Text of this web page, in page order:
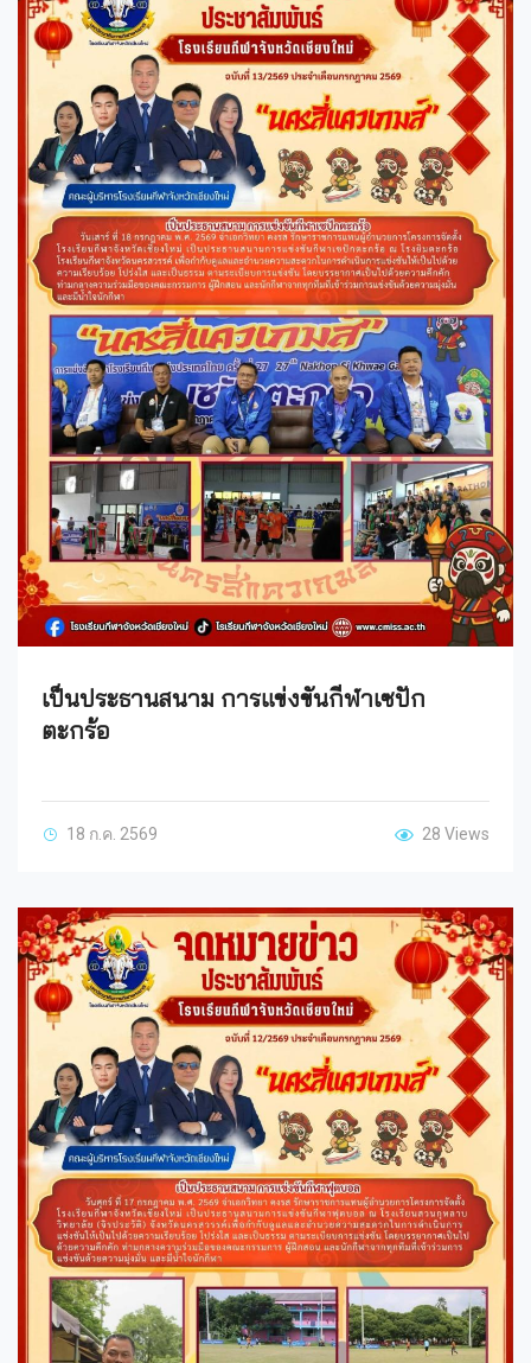
เป็นประธานสนาม การแข่งขันกีฬาเซปัก
ตะกร้อ
18 ก.ค. 2569 28 Views